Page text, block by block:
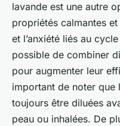
lavande est une autre
propriétés calmantes
et l’anxiété liés au
possible de combiner
pour augmenter leur
important de noter que
toujours être diluées
peau ou inhalées. De